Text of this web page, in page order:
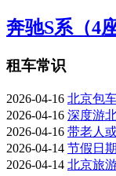
奔驰S系（4座
租车常识
2026-04-16 北京包
2026-04-16 深度游
2026-04-16 带老人
2026-04-14 节假日
2026-04-14 北京旅